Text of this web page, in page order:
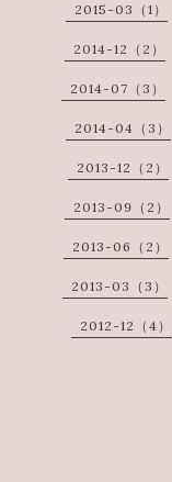
2015-03（1）
2014-12（2）
2014-07（3）
2014-04（3）
2013-12（2）
2013-09（2）
2013-06（2）
2013-03（3）
2012-12（4）